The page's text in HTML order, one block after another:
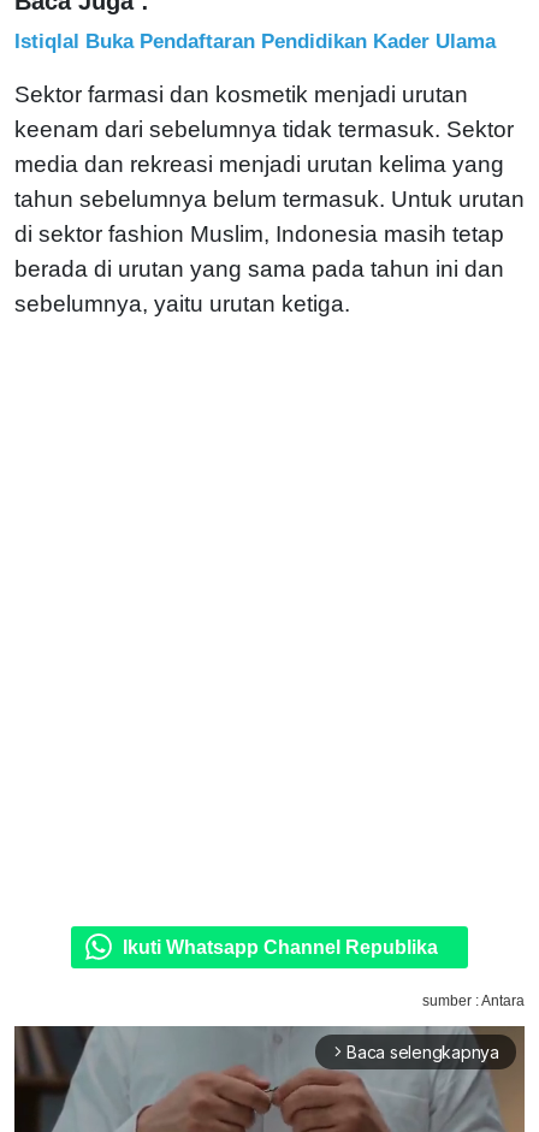
Istiqlal Buka Pendaftaran Pendidikan Kader Ulama
Sektor farmasi dan kosmetik menjadi urutan
keenam dari sebelumnya tidak termasuk. Sektor
media dan rekreasi menjadi urutan kelima yang
tahun sebelumnya belum termasuk. Untuk urutan
di sektor fashion Muslim, Indonesia masih tetap
berada di urutan yang sama pada tahun ini dan
sebelumnya, yaitu urutan ketiga.
Ikuti Whatsapp Channel Republika
sumber : Antara
arrow_forward_ios Baca selengkapnya